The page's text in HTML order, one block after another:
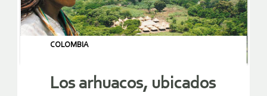
COLOMBIA
Los arhuacos, ubicados